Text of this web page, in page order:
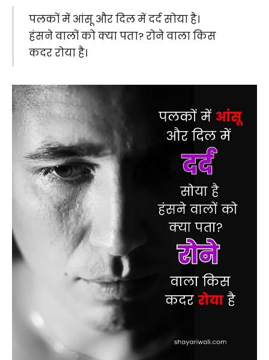
पलकों में आंसू और दिल में दर्द सोया है।
हंसने वालों को क्या पता? रोने वाला किस
कदर रोया है।